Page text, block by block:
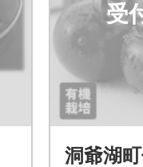
受
洞爺湖